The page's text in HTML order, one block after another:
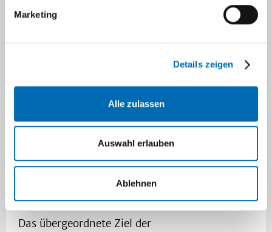
Marketing
Details zeigen
Alle zulassen
Auswahl erlauben
Ablehnen
Mitarbeitenden.
ein allen Kundenanforderungen
genügendes Qualitätsmanagementsystem,
hygienerelevanten Abläufe integriert ist
und fortlaufend verbessert wird.
ein hohes Maß an Sauberkeit und
Übersichtlichkeit am Arbeitsplatz.
Infrastruktur und Arbeitsumgebung.
eine kontinuierliche Verbesserung unserer
internen und externen Leistungsprozesse
(KVP).
Das übergeordnete Ziel der